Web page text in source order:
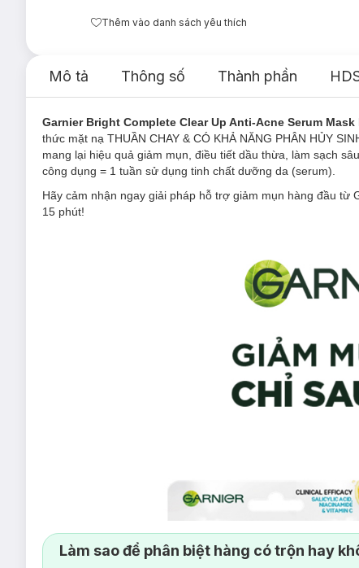
Thêm vào danh sách yêu thích
Mô tả Thông số Thành phần
Garnier Bright Complete Clear Up Anti-Acne Serum Mask
thức mặt nạ THUẦN CHAY & CÓ KHẢ NĂNG PHÂN HỦY
mang lại hiệu quả giảm mụn, điều tiết dầu thừa, làm sạch
công dụng = 1 tuần sử dụng tinh chất dưỡng da (serum).
Hãy cảm nhận ngay giải pháp hỗ trợ giảm mụn hàng đầu từ
15 phút!
Làm sao để phân biệt hàng có trộn hay